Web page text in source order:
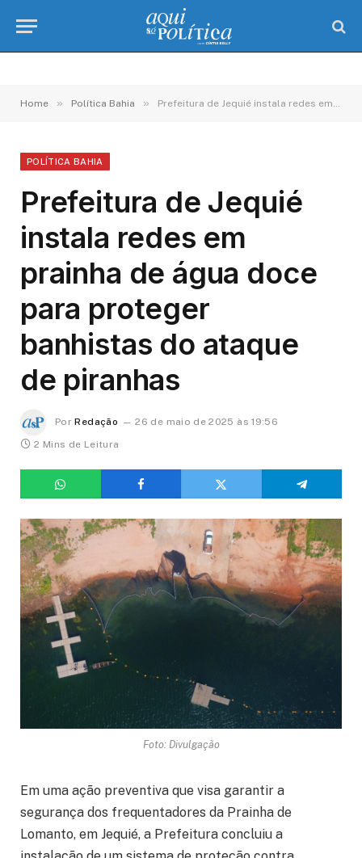
Home » Política Bahia » Prefeitura de Jequié instala redes em prainha de água doce para proteger banhistas do ataque de piranhas
POLÍTICA BAHIA
Prefeitura de Jequié
instala redes em
prainha de água doce
para proteger
banhistas do ataque
de piranhas
Por Redação
26 de maio de 2025 às 19:56
2 Mins de Leitura
Foto: Divulgação
Em uma ação preventiva que visa garantir a
segurança dos frequentadores da Prainha de
Lomanto, em Jequié, a Prefeitura concluiu a